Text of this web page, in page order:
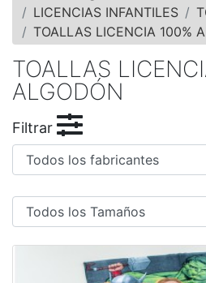
LICENCIAS INFANTILES
TOALLAS LICENCIA 100%
TOALLAS
ALGODÓN
Filtrar